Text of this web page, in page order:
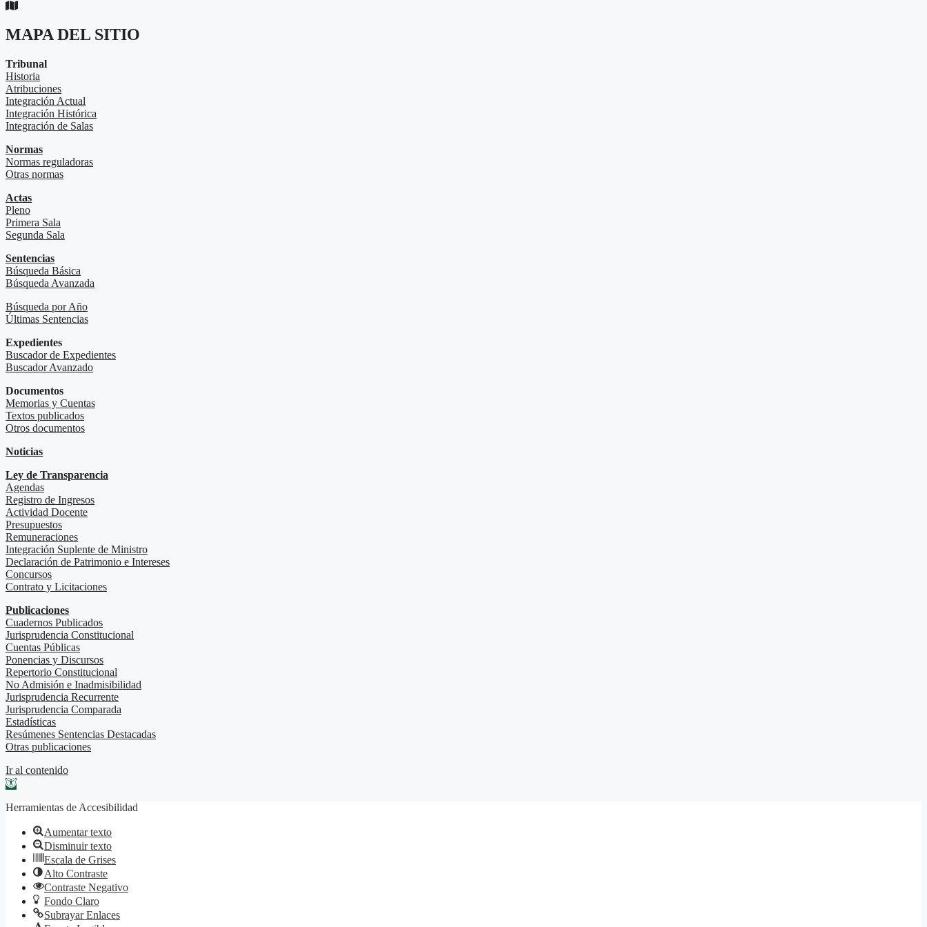
MAPA DEL SITIO
Tribunal
Historia
Atribuciones
Integración Actual
Integración Histórica
Integración de Salas
Normas
Normas reguladoras
Otras normas
Actas
Pleno
Primera Sala
Segunda Sala
Sentencias
Búsqueda Básica
Búsqueda Avanzada
Búsqueda por Año
Últimas Sentencias
Expedientes
Buscador de Expedientes
Buscador Avanzado
Documentos
Memorias y Cuentas
Textos publicados
Otros documentos
Noticias
Ley de Transparencia
Agendas
Registro de Ingresos
Actividad Docente
Presupuestos
Remuneraciones
Integración Suplente de Ministro
Declaración de Patrimonio e Intereses
Concursos
Contrato y Licitaciones
Publicaciones
Cuadernos Publicados
Jurisprudencia Constitucional
Cuentas Públicas
Ponencias y Discursos
Repertorio Constitucional
No Admisión e Inadmisibilidad
Jurisprudencia Recurrente
Jurisprudencia Comparada
Estadísticas
Resúmenes Sentencias Destacadas
Otras publicaciones
Ir al contenido
Abrir barra de herramientas
Herramientas de Accesibilidad
Aumentar texto
Disminuir texto
Escala de Grises
Alto Contraste
Contraste Negativo
Fondo Claro
Subrayar Enlaces